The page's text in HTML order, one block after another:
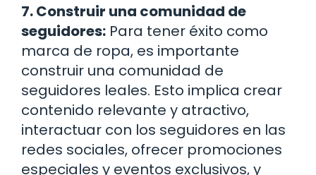
7. Construir una comunidad de
seguidores: Para tener éxito como
marca de ropa, es importante
construir una comunidad de
seguidores leales. Esto implica crear
contenido relevante y atractivo,
interactuar con los seguidores en las
redes sociales, ofrecer promociones
especiales y eventos exclusivos, y